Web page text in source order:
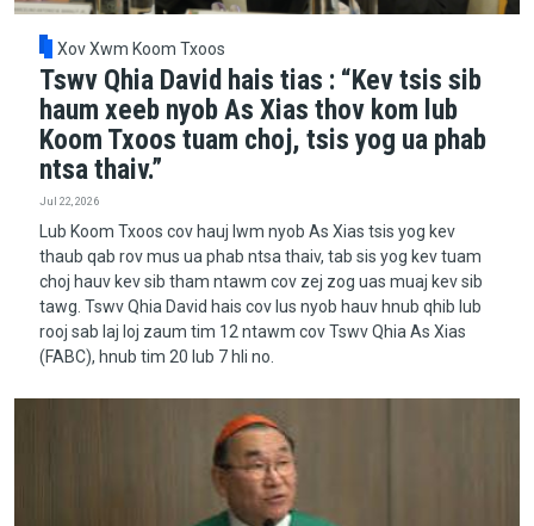
Xov Xwm Koom Txoos
Tswv Qhia David hais tias : “Kev tsis sib
haum xeeb nyob As Xias thov kom lub
Koom Txoos tuam choj, tsis yog ua phab
ntsa thaiv.”
Jul 22, 2026
Lub Koom Txoos cov hauj lwm nyob As Xias tsis yog kev
thaub qab rov mus ua phab ntsa thaiv, tab sis yog kev tuam
choj hauv kev sib tham ntawm cov zej zog uas muaj kev sib
tawg. Tswv Qhia David hais cov lus nyob hauv hnub qhib lub
rooj sab laj loj zaum tim 12 ntawm cov Tswv Qhia As Xias
(FABC), hnub tim 20 lub 7 hli no.